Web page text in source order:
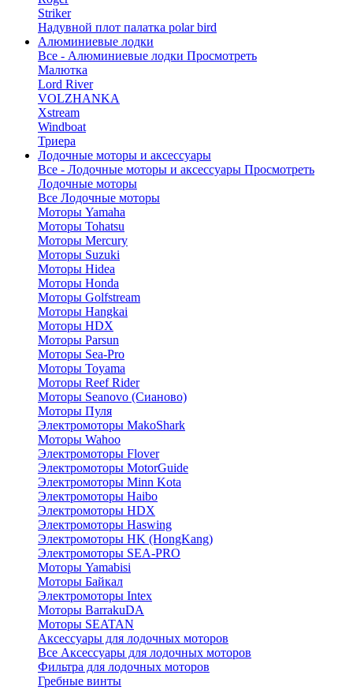
Striker
Надувной плот палатка polar bird
Алюминиевые лодки
Все - Алюминиевые лодки Просмотреть
Малютка
Lord River
VOLZHANKA
Xstream
Windboat
Триера
Лодочные моторы и аксессуары
Все - Лодочные моторы и аксессуары Просмотреть
Лодочные моторы
Все Лодочные моторы
Моторы Yamaha
Моторы Tohatsu
Моторы Mercury
Моторы Suzuki
Моторы Hidea
Моторы Honda
Моторы Golfstream
Моторы Hangkai
Моторы HDX
Моторы Parsun
Моторы Sea-Pro
Моторы Toyama
Моторы Reef Rider
Моторы Seanovo (Сианово)
Моторы Пуля
Электромоторы MakoShark
Моторы Wahoo
Электромоторы Flover
Электромоторы MotorGuide
Электромоторы Minn Kota
Электромоторы Haibo
Электромоторы HDX
Электромоторы Haswing
Электромоторы HK (HongKang)
Электромоторы SEA-PRO
Моторы Yamabisi
Моторы Байкал
Электромоторы Intex
Моторы BarrakuDA
Моторы SEATAN
Аксессуары для лодочных моторов
Все Аксессуары для лодочных моторов
Фильтра для лодочных моторов
Гребные винты